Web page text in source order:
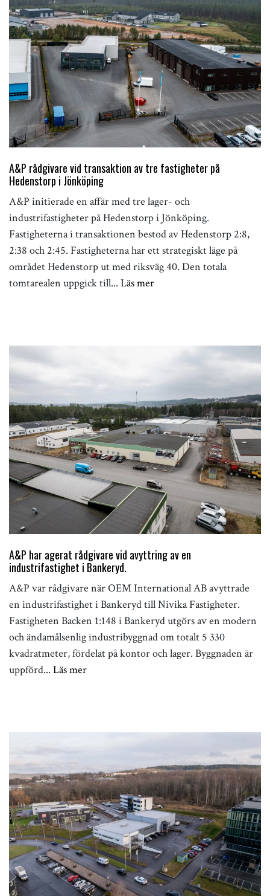
A&P rådgivare vid transaktion av tre fastigheter på
Hedenstorp i Jönköping
A&P initierade en affär med tre lager- och
industrifastigheter på Hedenstorp i Jönköping.
Fastigheterna i transaktionen bestod av Hedenstorp 2:8,
2:38 och 2:45. Fastigheterna har ett strategiskt läge på
området Hedenstorp ut med riksväg 40. Den totala
tomtarealen uppgick till... Läs mer
A&P har agerat rådgivare vid avyttring av en
industrifastighet i Bankeryd.
A&P var rådgivare när OEM International AB avyttrade
en industrifastighet i Bankeryd till Nivika Fastigheter.
Fastigheten Backen 1:148 i Bankeryd utgörs av en modern
och ändamålsenlig industribyggnad om totalt 5 330
kvadratmeter, fördelat på kontor och lager. Byggnaden är
uppförd... Läs mer